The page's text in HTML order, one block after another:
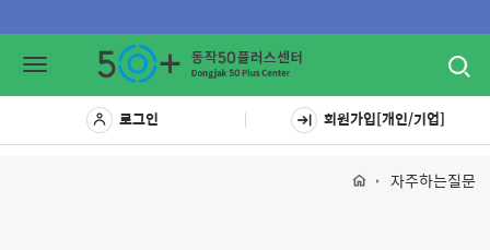
Toggle
로그인 회원가입[개인/기업]
자주하는질문